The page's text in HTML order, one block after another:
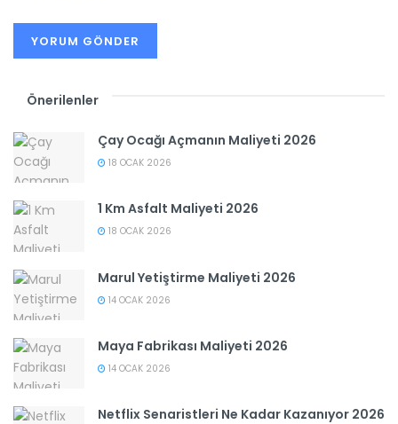
Önerilenler
Çay Ocağı Açmanın Maliyeti 2026
18 OCAK 2026
1 Km Asfalt Maliyeti 2026
18 OCAK 2026
Marul Yetiştirme Maliyeti 2026
14 OCAK 2026
Maya Fabrikası Maliyeti 2026
14 OCAK 2026
Netflix Senaristleri Ne Kadar Kazanıyor 2026